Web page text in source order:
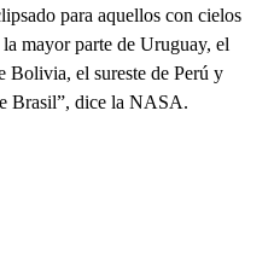
para aquellos con cielos
mayor parte de Uruguay, el
Bolivia, el sureste de Perú y
Brasil”, dice la NASA.